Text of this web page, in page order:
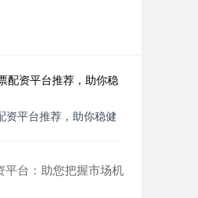
资平台推荐，助你稳健
平台：助您把握市场机